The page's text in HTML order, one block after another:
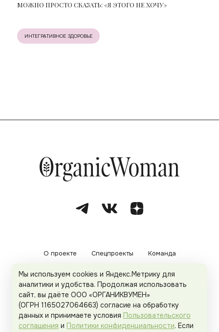
МОЖНО ПРОСТО СКАЗАТЬ: «Я ЭТОГО НЕ ХОЧУ»
ИНТЕГРАТИВНОЕ ЗДОРОВЬЕ
О проекте Спецпроекты Команда
Рекламодателям Политика конфиденциальности
Пользовательское соглашение
Мы используем cookies и Яндекс.Метрику для
аналитики и удобства. Продолжая использовать
сайт, вы даёте ООО «ОРГАНИКВУМЕН»
(ОГРН 1165027064663) согласие на обработку
данных и принимаете условия Пользовательского
соглашения и Политики конфиденциальности. Если